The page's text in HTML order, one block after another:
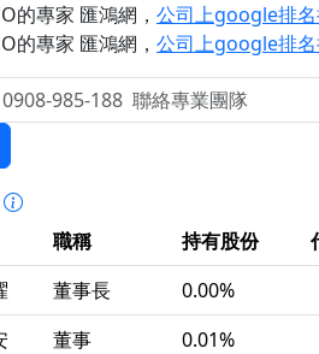
的專家 匯鴻網 ， 公司上google排
的專家 匯鴻網 ， 公司上google排
職稱 持有股份
董事長
0.00%
董事
0.01%